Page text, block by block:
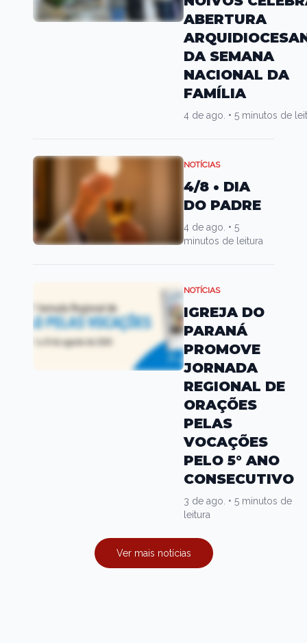
ABERTURA
DA SEMANA
NACIONAL DA
FAMÍLIA
4 de ago. • 5 minutos de
NOTÍCIAS
4/8 • DIA
DO PADRE
4 de ago. • 5
minutos de leitura
NOTÍCIAS
IGREJA DO
PARANÁ
PROMOVE
JORNADA
REGIONAL DE
ORAÇÕES
PELAS
VOCAÇÕES
PELO 5° ANO
CONSECUTIVO
3 de ago. • 5 minutos de
leitura
Ver mais notícias